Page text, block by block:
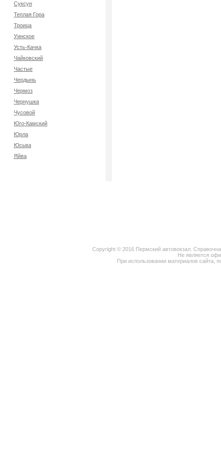
Суксун
Теплая Гора
Троица
Уинское
Усть-Качка
Чайковский
Частые
Чердынь
Чермоз
Чернушка
Чусовой
Юго-Камский
Юрла
Юсьва
Яйва
Copyright © 2016 Пермский автовокзал.
Не является
При использовании материалов сайта,